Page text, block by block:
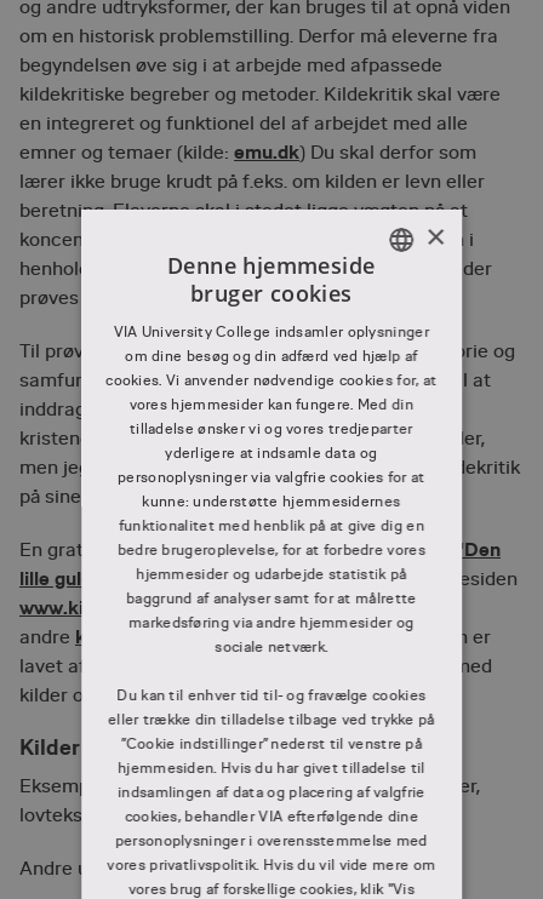
og andre udtryksformer, der kan bruges til at opnå viden
om en historisk problemstilling. Derfor må eleverne fra
begyndelsen øve sig i at arbejde med afpassede
kildekritiske begreber og metoder. Kildekritik skal være
en integreret og funktionel del af arbejdet med alle
emner og temaer (kilde: emu.dk) Du skal derfor som
lærer ikke bruge krudt på f.eks. om kilden er levn eller
beretning. Eleverne skal i stedet ligge vægten på at
koncentrere sig om, hvad kilden kan sige noget om i
henhold til det spørgsmål eller den problemstilling der
prøves besvaret.
Til prøvejledning for kulturfagene står der for Historie og
samfundsfag at eleverne skal demonstrere evne til at
inddrage kilder og anvende kildekritik. I
kristendomskundskab skal man "kun" inddrage kilder,
men jeg anbefaler at man trods det lige bruger kildekritik
på sine kilder, da det kvalificerer valget af kilder.
En gratis ressource til brug ved kildekritik hedder
"Den
lille guldbog om kildekritik"og kommer fra hjemmesiden
www.kilderne.dk. Hvis du er interesseret i
andre kildekritiske redskaber
så klik. Hjemmesiden er
lavet af rigsarkivet, og er et godt bud på arbejdet med
kilder og kildekritik i hele skoleforløbet.
Kilder
Eksempler på teksttyper: artikler, breve, sangtekster,
lovtekster og uddrag af historiske fortællinger.
Andre udtryksformer:
DANISH
×
Denne hjemmeside
bruger cookies
VIA University College indsamler oplysninger
om dine besøg og din adfærd ved hjælp af
cookies. Vi anvender nødvendige cookies for, at
vores hjemmesider kan fungere. Med din
tilladelse ønsker vi og vores tredjeparter
yderligere at indsamle data og
personoplysninger via valgfrie cookies for at
kunne: understøtte hjemmesidernes
funktionalitet med henblik på at give dig en
bedre brugeroplevelse, for at forbedre vores
hjemmesider og udarbejde statistik på
baggrund af analyser samt for at målrette
markedsføring via andre hjemmesider og
sociale netværk.
Du kan til enhver tid til- og fravælge cookies
eller trække din tilladelse tilbage ved trykke på
”Cookie indstillinger” nederst til venstre på
hjemmesiden. Hvis du har givet tilladelse til
indsamlingen af data og placering af valgfrie
cookies, behandler VIA efterfølgende dine
personoplysninger i overensstemmelse med
vores privatlivspolitik. Hvis du vil vide mere om
vores brug af forskellige cookies, klik "Vis